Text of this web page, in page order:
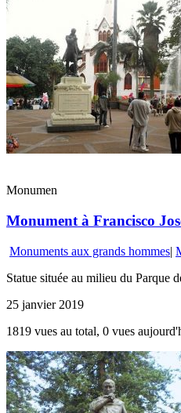
Monumen
Monument à Francisco
Monuments aux grands hommes|
Statue située au milieu du Parque
25 janvier 2019
1819 vues au total, 0 vues